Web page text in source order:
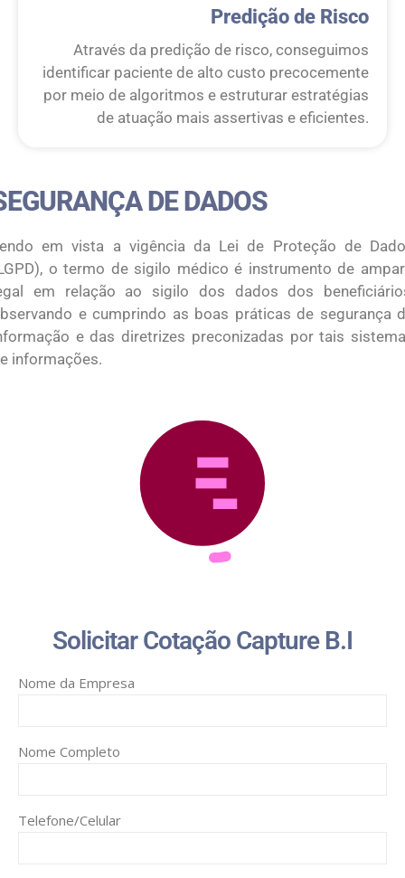
Predição de Risco
Através da predição de risco, conseguimos
identificar paciente de alto custo precocemente
por meio de algoritmos e estruturar estratégias
de atuação mais assertivas e eficientes.
DE DADOS
em vista a vigência da Lei de Proteção de
o termo de sigilo médico é instrumento de
em relação ao sigilo dos dados dos
e cumprindo as boas práticas de segurança
e das diretrizes preconizadas por tais
informações.
Solicitar Cotação Capture B.I
Nome da Empresa
Nome Completo
Telefone/Celular